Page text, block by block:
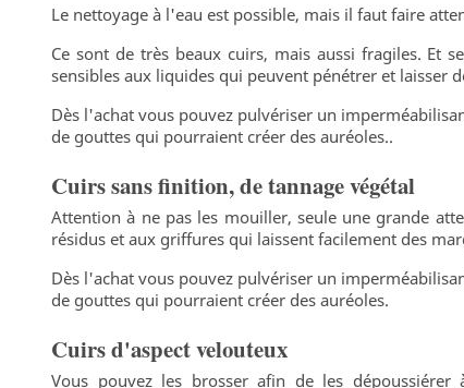
Le nettoyage à l'eau est possible, mais il faut faire
Ce sont de très beaux cuirs, mais aussi fragiles. Et
sensibles aux liquides qui peuvent pénétrer et laisser
Dès l'achat vous pouvez pulvériser un
de gouttes qui pourraient créer des auréoles..
Cuirs sans finition, de tannage végétal
Attention à ne pas les mouiller, seule une grande
résidus et aux griffures qui laissent facilement des
Dès l'achat vous pouvez pulvériser un
de gouttes qui pourraient créer des auréoles.
Cuirs d'aspect velouteux
Vous pouvez les brosser afin de les